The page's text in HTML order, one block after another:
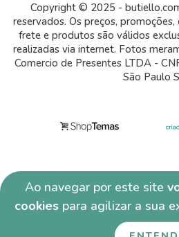
Ao navegar por este site
cookiespara agilizar a sua
Copyright © 2025 -
reservados. Os preços,
frete e produtos são válidos
realizadas via internet. Fotos
Comercio de Presentes LTDA -
São Paulo